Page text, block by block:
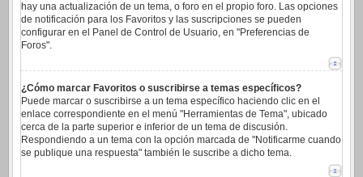
hay una actualización de un tema, o foro en el propio foro. Las opciones
de notificación para los Favoritos y las suscripciones se pueden
configurar en el Panel de Control de Usuario, en "Preferencias de
Foros".
¿Cómo marcar Favoritos o suscribirse a temas específicos?
Puede marcar o suscribirse a un tema específico haciendo clic en el
enlace correspondiente en el menú "Herramientas de Tema", ubicado
cerca de la parte superior e inferior de un tema de discusión.
Respondiendo a un tema con la opción marcada de "Notificarme cuando
se publique una respuesta" también le suscribe a dicho tema.